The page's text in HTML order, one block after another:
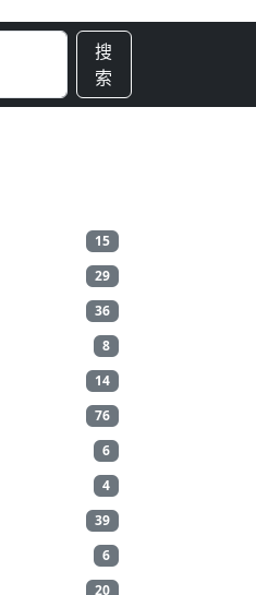
搜
索
15
29
36
8
14
76
6
4
39
6
20